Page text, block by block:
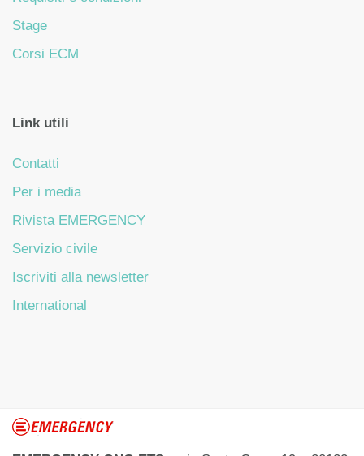
Stage
Corsi ECM
Link utili
Contatti
Per i media
Rivista EMERGENCY
Servizio civile
Iscriviti alla newsletter
International